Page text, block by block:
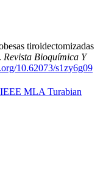
tiroidectomizadas
Revista Bioquímica Y
10.62073/s1zy6g09
IEEE MLA Turabian